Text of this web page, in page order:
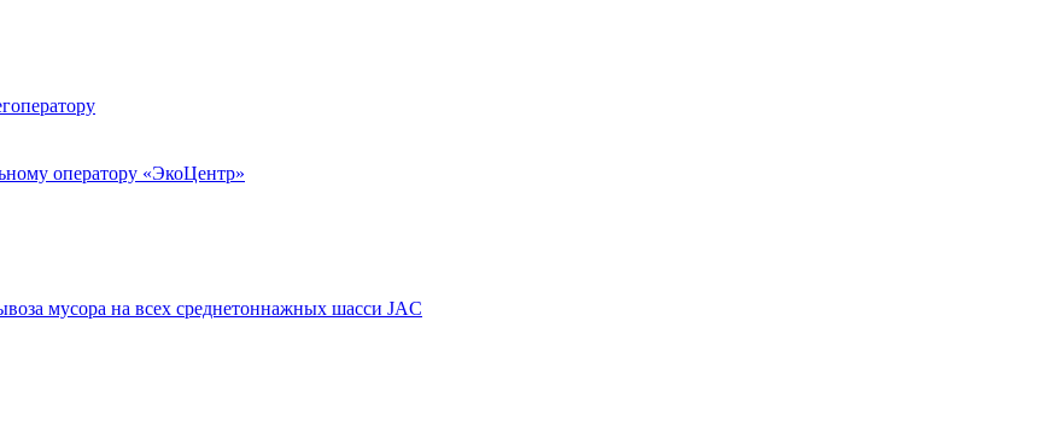
оператору «ЭкоЦентр»
мусора на всех среднетоннажных шасси JAC